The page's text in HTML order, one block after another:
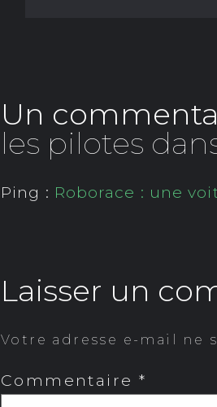
Un
les pilotes
Ping : Roborace : une
Laisser un
Votre adresse e-mail ne
Commentaire *